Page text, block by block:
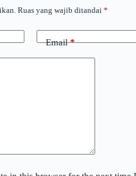
Ruas yang wajib ditandai *
Email*